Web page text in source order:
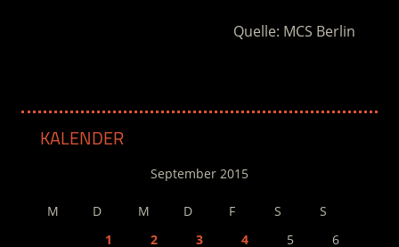
Quelle: MCS Berlin
KALENDER
September 2015
M D M D F S
S
1
2 3 4 5
6